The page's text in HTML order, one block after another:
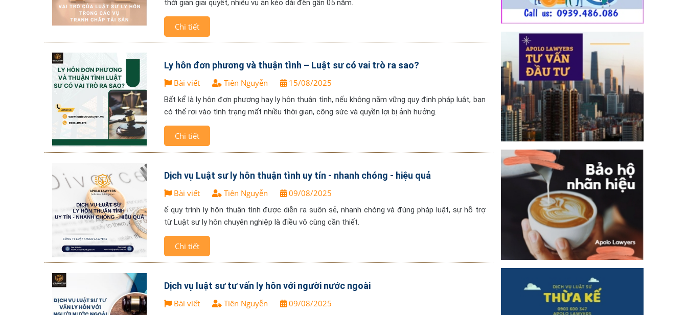
thời gian giải quyết, nhiều vụ án kéo dài đến gần 05 năm.
Chi tiết
Ly hôn đơn phương và thuận tình – Luật sư có vai trò ra sao?
Bài viết Tiên Nguyễn 15/08/2025
Bất kể là ly hôn đơn phương hay ly hôn thuận tình, nếu không nắm vững quy định pháp luật, bạn
có thể rơi vào tình trạng mất nhiều thời gian, công sức và quyền lợi bị ảnh hưởng.
Chi tiết
Dịch vụ Luật sư ly hôn thuận tình uy tín - nhanh chóng - hiệu quả
Bài viết Tiên Nguyễn 09/08/2025
ể quy trình ly hôn thuận tình được diễn ra suôn sẻ, nhanh chóng và đúng pháp luật, sự hỗ trợ
từ Luật sư ly hôn chuyên nghiệp là điều vô cùng cần thiết.
Chi tiết
Dịch vụ luật sư tư vấn ly hôn với người nước ngoài
Bài viết Tiên Nguyễn 09/08/2025